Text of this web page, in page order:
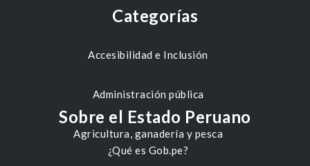
Categorías
Accesibilidad e Inclusión
Administración pública
Agricultura, ganadería y pesca
Sobre el Estado Peruano
¿Qué es Gob.pe?